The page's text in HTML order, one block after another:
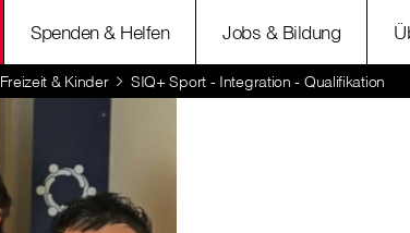
Spenden & Helfen Jobs & Bildung
Freizeit & Kinder SIQ+ Sport - Integration - Qualifikation